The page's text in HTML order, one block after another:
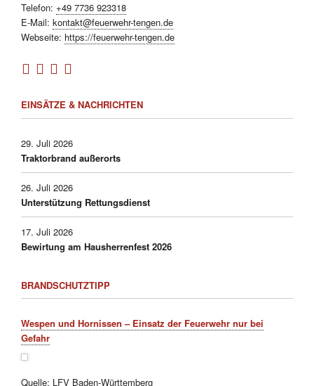
Telefon: +49 7736 923318
E-Mail: kontakt@feuerwehr-tengen.de
Webseite: https://feuerwehr-tengen.de
EINSÄTZE & NACHRICHTEN
29. Juli 2026
Traktorbrand außerorts
26. Juli 2026
Unterstützung Rettungsdienst
17. Juli 2026
Bewirtung am Hausherrenfest 2026
BRANDSCHUTZTIPP
Wespen und Hornissen – Einsatz der Feuerwehr nur bei
Gefahr
Quelle: LFV Baden-Württemberg